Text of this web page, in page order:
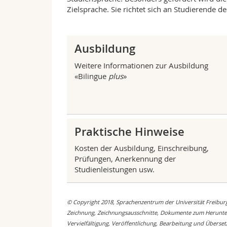
Zielsprache. Sie richtet sich an Studierende
Ausbildung
Weitere Informationen zur Ausbildung
«Bilingue plus»
Praktische Hinweise
Kosten der Ausbildung, Einschreibung,
Prüfungen, Anerkennung der
Studienleistungen usw.
© Copyright 2018, Sprachenzentrum der Universität
Zeichnung, Zeichnungsausschnitte, Dokumente zum
Vervielfältigung, Veröffentlichung, Bearbeitung und